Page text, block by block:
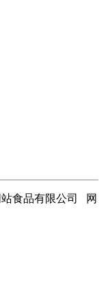
站食品有限公司 网